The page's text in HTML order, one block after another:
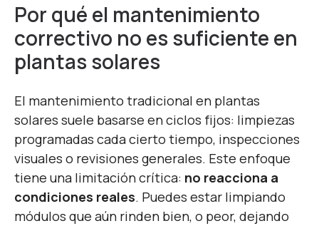
Por qué el mantenimiento
correctivo no es suficiente en
plantas solares
El mantenimiento tradicional en plantas
solares suele basarse en ciclos fijos: limpiezas
programadas cada cierto tiempo, inspecciones
visuales o revisiones generales. Este enfoque
tiene una limitación crítica: no reacciona a
condiciones reales. Puedes estar limpiando
módulos que aún rinden bien, o peor, dejando